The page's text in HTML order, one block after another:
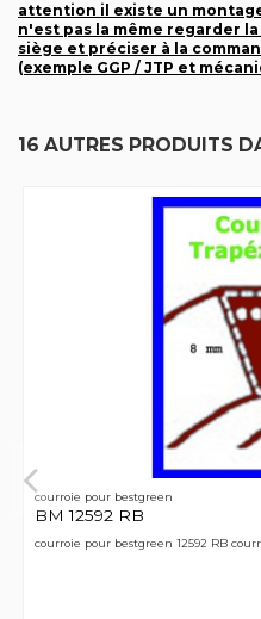
attention il existe un
n'est pas la même regarder
siège et préciser à la
(exemple GGP / JTP et
16 AUTRES PRODUITS
courroie pour bestgreen
BM 12592 RB
courroie pour bestgreen 12592 RB